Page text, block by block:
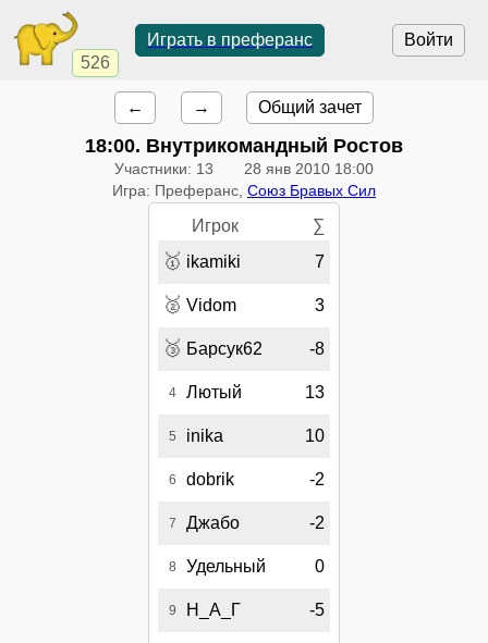
526
Войти
Играть в преферанс
← → Общий зачет
18:00. Внутрикомандный Ростов
Участники: 13
28 янв 2010 18:00
Игра: Преферанс, Союз Бравых Сил
Игрок ∑
🥇 ikamiki 7
🥈 Vidom 3
🥉 Барсук62 -8
4 Лютый 13
5 inika 10
6 dobrik -2
7 Джабо -2
8 Удельный 0
9 Н_А_Г -5